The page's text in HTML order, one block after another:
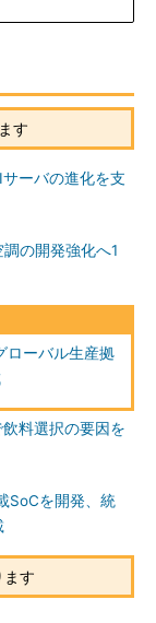
す
ーバの進化を支
の開発強化へ1
ローバル生産拠
料選択の要因を
SoCを開発、統
す